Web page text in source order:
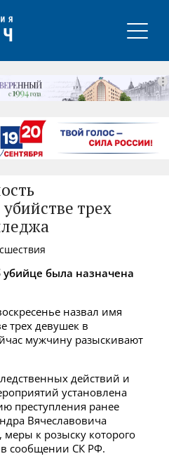
трех
была назначена
назвал имя
трех девушек в
мужчину разыскивают
действий и
установлена
преступления ранее
Вячеславовича
к розыску которого
в сообщении СК РФ.